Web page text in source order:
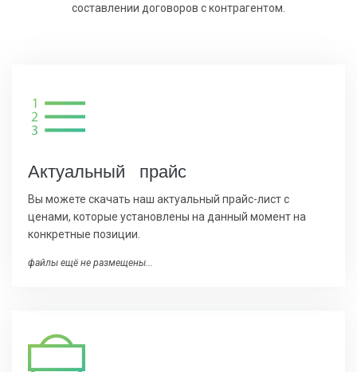
составлении договоров с контрагентом.
Актуальный прайс
Вы можете скачать наш актуальный прайс-лист с
ценами, которые установлены на данный момент на
конкретные позиции.
файлы ещё не размещены...